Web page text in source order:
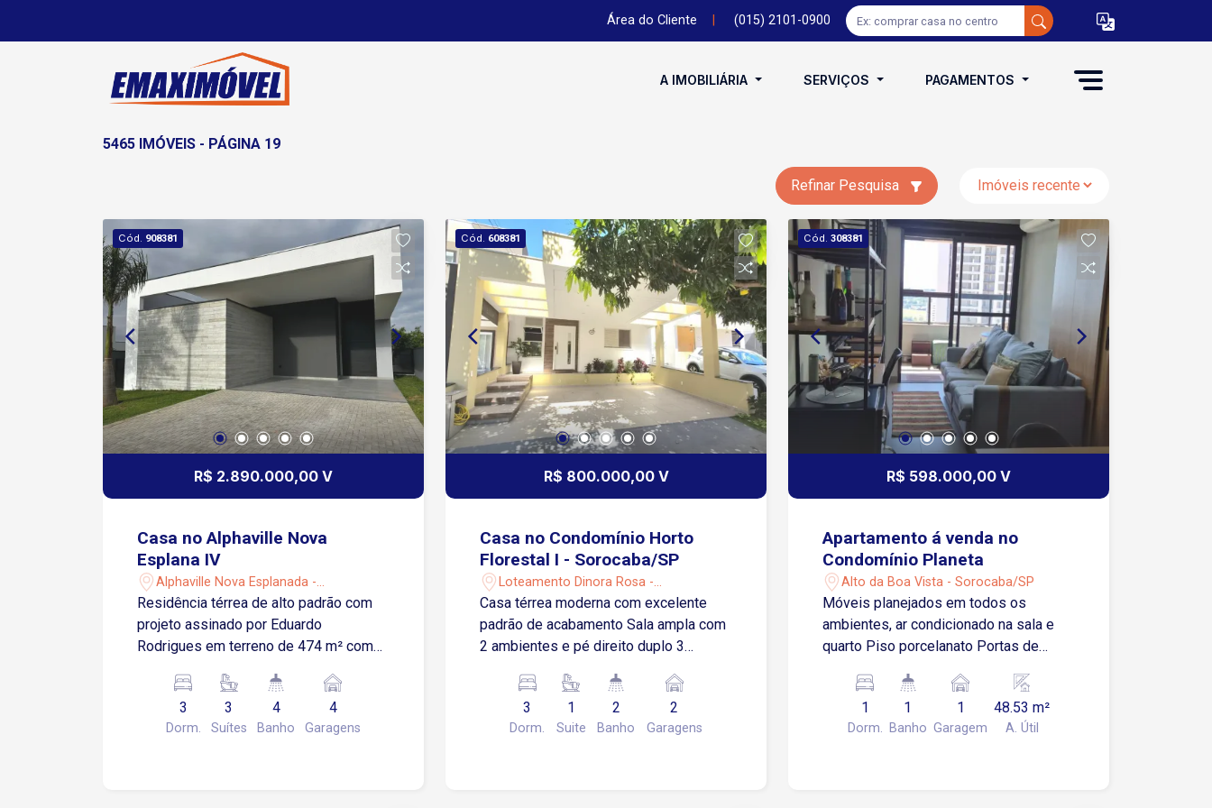
Área do Cliente (015) 2101-0900
A IMOBILIÁRIA SERVIÇOS PAGAMENTOS
5465 IMÓVEIS - PÁGINA 19
Refinar Pesquisa
Cód. 908381
R$ 2.890.000,00 V
Casa no Alphaville Nova
Esplana IV
Alphaville Nova Esplanada -
Votorantim/SP
Residência térrea de alto padrão com
projeto assinado por Eduardo
Rodrigues em terreno de 474 m² com
construída de 360 m² sendo 254 m² no
pavimento térreo e 106 m² de
basement com espaço versátil ideal
3
Dorm.
3
Suítes
4
Banho
4
Garagens
Cód. 608381
R$ 800.000,00 V
Casa no Condomínio Horto
Florestal I - Sorocaba/SP
Loteamento Dinora Rosa -
Sorocaba/SP
Casa térrea moderna com excelente
padrão de acabamento Sala ampla com
2 ambientes e pé direito duplo 3
integrada à área gourmet, equipada com
armários planejados Área externa com
espaço gourmet Piscina privativa com
3
Dorm.
1
Suite
2
Banho
2
Garagens
Cód. 308381
R$ 598.000,00 V
Apartamento á venda no
Condomínio Planeta
Alto da Boa Vista - Sorocaba/SP
Móveis planejados em todos os
ambientes, ar condicionado na sala e
quarto Piso porcelanato Portas de
espaço 1 dormitório 1 banheiro 1
Cozinha 1 vaga de garagem 1 deposito
privativo de de 5 m² O Condomínio
1
Dorm.
1
Banho
1
Garagem
48.53 m²
A. Útil